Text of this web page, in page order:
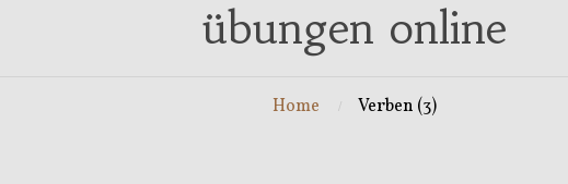
übungen online
Home Verben (3)